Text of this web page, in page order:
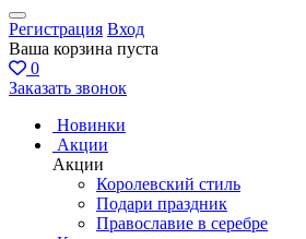
Регистрация Вход
Ваша корзина пуста
0
Заказать звонок
Новинки
Акции
Акции
Королевский стиль
Подари праздник
Православие в серебре